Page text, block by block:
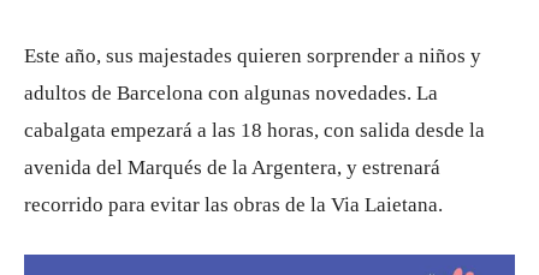
Este año, sus majestades quieren sorprender a niños y
adultos de Barcelona con algunas novedades. La
cabalgata empezará a las 18 horas, con salida desde la
avenida del Marqués de la Argentera, y estrenará
recorrido para evitar las obras de la Via Laietana.